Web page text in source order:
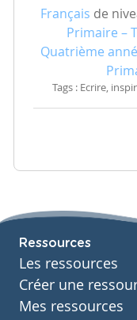
Français de
Primaire –
Quatrième
Tags : Ecrire,
Ressources
Les ressources
Créer une
Mes ressources